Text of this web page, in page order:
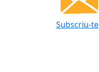
Subscriu-te